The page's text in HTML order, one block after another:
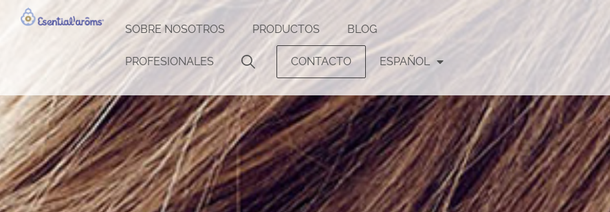
SOBRE NOSOTROS PRODUCTOS BLOG
PROFESIONALES CONTACTO ESPAÑOL